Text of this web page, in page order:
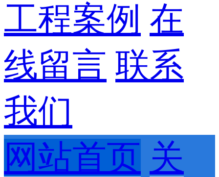
工程案例 在
线留言 联系
我们
网站首页 关